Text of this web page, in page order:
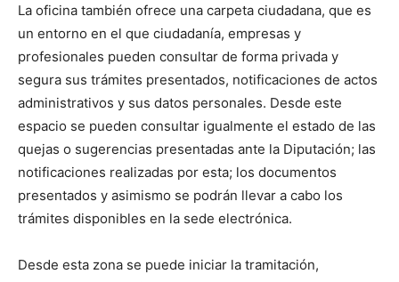
La oficina también ofrece una carpeta ciudadana, que es
un entorno en el que ciudadanía, empresas y
profesionales pueden consultar de forma privada y
segura sus trámites presentados, notificaciones de actos
administrativos y sus datos personales. Desde este
espacio se pueden consultar igualmente el estado de las
quejas o sugerencias presentadas ante la Diputación; las
notificaciones realizadas por esta; los documentos
presentados y asimismo se podrán llevar a cabo los
trámites disponibles en la sede electrónica.
Desde esta zona se puede iniciar la tramitación,